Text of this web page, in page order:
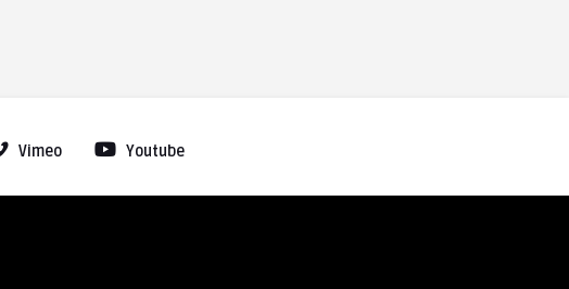
Vimeo Youtube